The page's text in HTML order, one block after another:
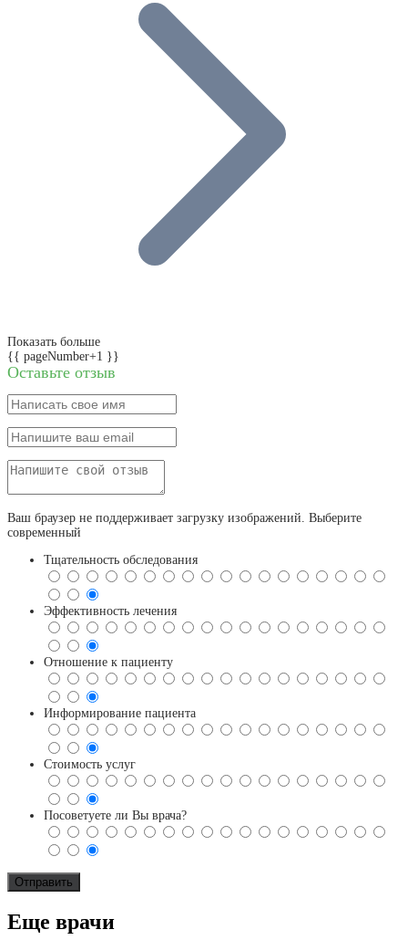
Показать больше
{{ pageNumber+1 }}
Оставьте отзыв
Ваш браузер не поддерживает загрузку изображений. Выберите
современный
Тщательность обследования
Эффективность лечения
Отношение к пациенту
Информирование пациента
Стоимость услуг
Посоветуете ли Вы врача?
Еще врачи